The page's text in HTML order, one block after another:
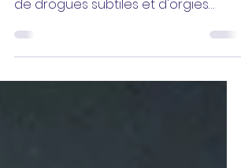
« On se souviendra de ma jeunesse
comme d'une fête exaltée, pleine
de drogues subtiles et d'orgies